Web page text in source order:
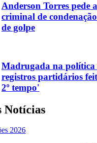
Anderson Torres pede
criminal de
de golpe
Madrugada na política
registros partidários
2º tempo'
Notícias
2026